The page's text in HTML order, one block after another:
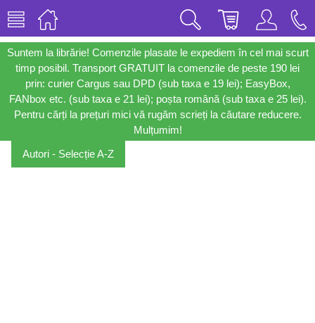
Suntem la librărie! Comenzile plasate le expediem în cel mai scurt
timp posibil. Transport GRATUIT la comenzile de peste 190 lei
prin: curier Cargus sau DPD (sub taxa e 19 lei); EasyBox,
FANbox etc. (sub taxa e 21 lei); poșta română (sub taxa e 25 lei).
Pentru cărți la prețuri mici vă rugăm scrieți la căutare reducere.
Mulțumim!
Autori - Selecție A-Z